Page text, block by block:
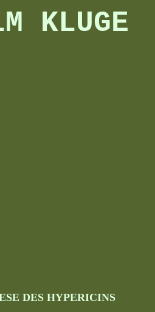
KLUGE
DES HYPERICINS